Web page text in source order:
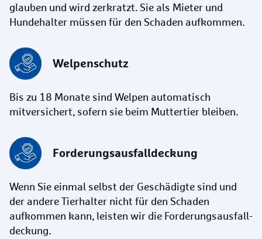
glauben und wird zerkratzt. Sie als Mieter und
Hundehalter müssen für den Schaden aufkommen.
Welpenschutz
Bis zu 18 Monate sind Welpen automatisch
mitversichert, sofern sie beim Muttertier bleiben.
Forderungsausfall­deckung
Wenn Sie einmal selbst der Geschädigte sind und
der andere Tierhalter nicht für den Schaden
aufkommen kann, leisten wir die Forderungsausfall­
deckung.